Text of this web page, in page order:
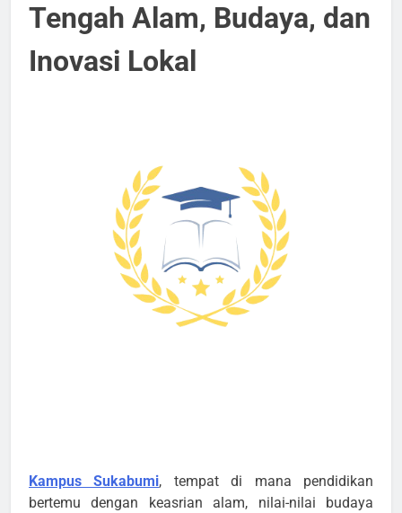
Tengah Alam, Budaya, dan
Inovasi Lokal
Kampus Sukabumi, tempat di mana pendidikan
bertemu dengan keasrian alam, nilai-nilai budaya